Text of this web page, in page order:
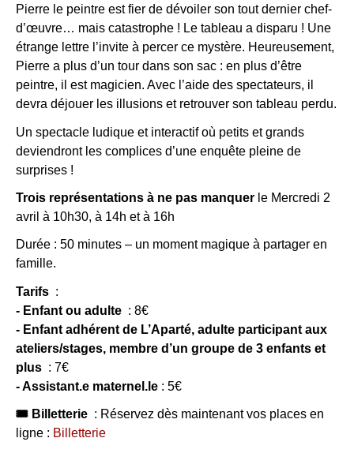
Pierre le peintre est fier de dévoiler son tout dernier chef-
d’œuvre… mais catastrophe ! Le tableau a disparu ! Une
étrange lettre l’invite à percer ce mystère. Heureusement,
Pierre a plus d’un tour dans son sac : en plus d’être
peintre, il est magicien. Avec l’aide des spectateurs, il
devra déjouer les illusions et retrouver son tableau perdu.
Un spectacle ludique et interactif où petits et grands
deviendront les complices d’une enquête pleine de
surprises !
Trois représentations à ne pas manquer le Mercredi 2
avril à 10h30, à 14h et à 16h
Durée : 50 minutes – un moment magique à partager en
famille.
Tarifs :
- Enfant ou adulte : 8€
- Enfant adhérent de L’Aparté, adulte participant aux
ateliers/stages, membre d’un groupe de 3 enfants et
plus : 7€
- Assistant.e maternel.le : 5€
🎟 Billetterie : Réservez dès maintenant vos places en
ligne : Billetterie